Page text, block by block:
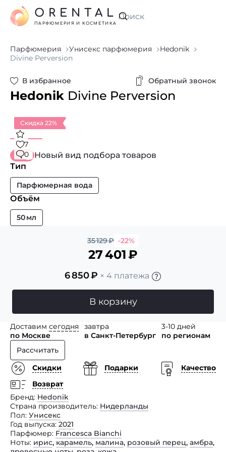
Искать
ORENTAL
ПАРФЮМЕРИЯ И КОСМЕТИКА
Парфюмерия Унисекс парфюмерия
Hedonik
Divine Perversion
В избранное Обратный звонок
Hedonik Divine Perversion
Скидка 22%
7
0
Новый вид подбора товаров
Тип
Парфюмерная вода
Объём
50 мл
35 129₽ -22%
27 401₽
6 850₽ × 4 платежа
В корзину
Доставим сегодня
по Москве
завтра
в Санкт-Петербург
3-10 дней
по регионам
Рассчитать
Скидки
Подарки
Качество
Возврат
Бренд Hedonik
Страна производитель Нидерланды
Пол Унисекс
Год выпуска 2021
Парфюмер Francesca Bianchi
Ноты ирис, карамель, малина, розовый перец, амбра,